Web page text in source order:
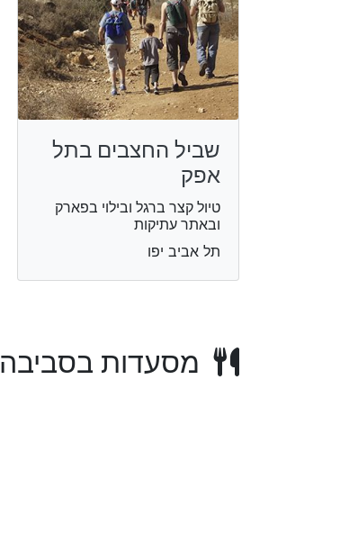
שביל החצבים בתל
אפק
טיול קצר ברגל ובילוי בפארק
ובאתר עתיקות
תל אביב יפו
מסעדות בסביבה